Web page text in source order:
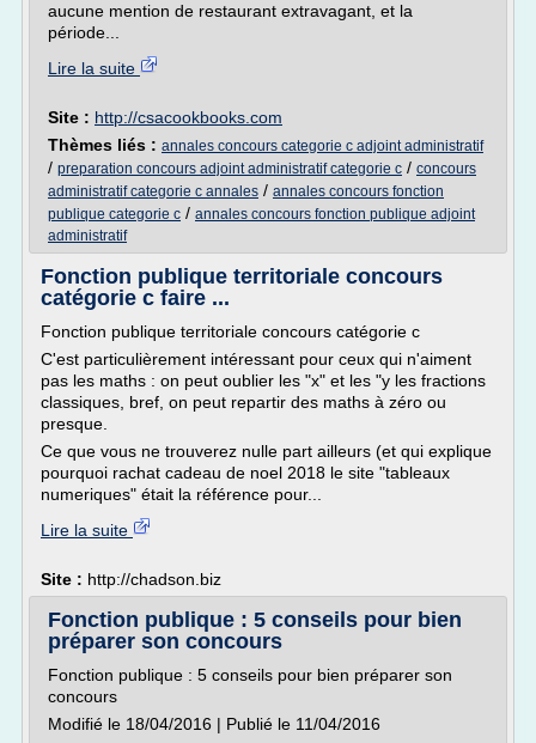
aucune mention de restaurant extravagant, et la
période...
Lire la suite
Site : http://csacookbooks.com
Thèmes liés : annales concours categorie c adjoint administratif
/ preparation concours adjoint administratif categorie c / concours
administratif categorie c annales / annales concours fonction
publique categorie c / annales concours fonction publique adjoint
administratif
Fonction publique territoriale concours
catégorie c faire ...
Fonction publique territoriale concours catégorie c
C'est particulièrement intéressant pour ceux qui n'aiment
pas les maths : on peut oublier les "x" et les "y les fractions
classiques, bref, on peut repartir des maths à zéro ou
presque.
Ce que vous ne trouverez nulle part ailleurs (et qui explique
pourquoi rachat cadeau de noel 2018 le site "tableaux
numeriques" était la référence pour...
Lire la suite
Site : http://chadson.biz
Fonction publique : 5 conseils pour bien
préparer son concours
Fonction publique : 5 conseils pour bien préparer son
concours
Modifié le 18/04/2016 | Publié le 11/04/2016